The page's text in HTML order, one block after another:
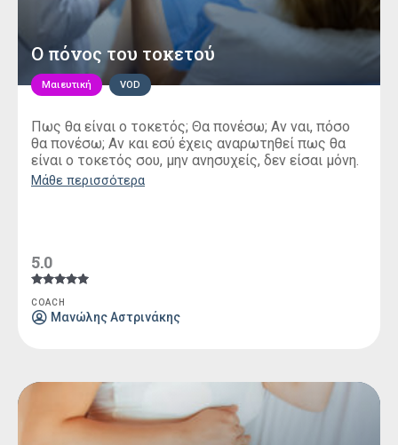
Ο πόνος του τοκετού
Μαιευτική VOD
Πως θα είναι ο τοκετός; Θα πονέσω; Αν ναι, πόσο
θα πονέσω; Αν και εσύ έχεις αναρωτηθεί πως θα
είναι ο τοκετός σου, μην ανησυχείς, δεν είσαι μόνη.
Μάθε περισσότερα
5.0
με
5.00
από 5
COACH
Μανώλης Αστρινάκης